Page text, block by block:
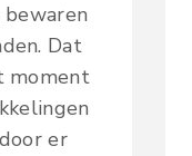
Dat
moment
er